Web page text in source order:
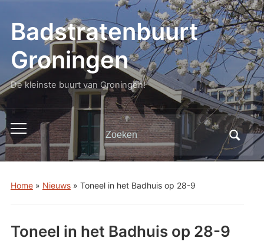
Badstratenbuurt
Groningen
De kleinste buurt van Groningen!
Toggle
mobiel
menu
Zoeken
naar:
Home» Nieuws» Toneel in het Badhuis op 28-9
Toneel in het Badhuis op 28-9